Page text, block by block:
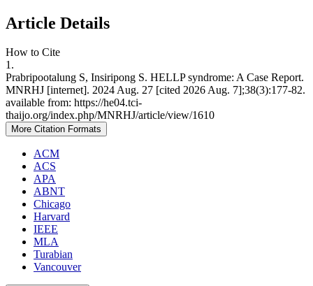
Article Details
How to Cite
1.
Prabripootalung S, Insiripong S. HELLP syndrome: A Case Report.
MNRHJ [internet]. 2024 Aug. 27 [cited 2026 Aug. 7];38(3):177-82.
available from: https://he04.tci-
thaijo.org/index.php/MNRHJ/article/view/1610
More Citation Formats
ACM
ACS
APA
ABNT
Chicago
Harvard
IEEE
MLA
Turabian
Vancouver